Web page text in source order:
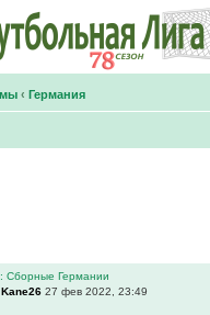
‹ Германия
Сборные Германии
Kane26 27 фев 2022, 23:49